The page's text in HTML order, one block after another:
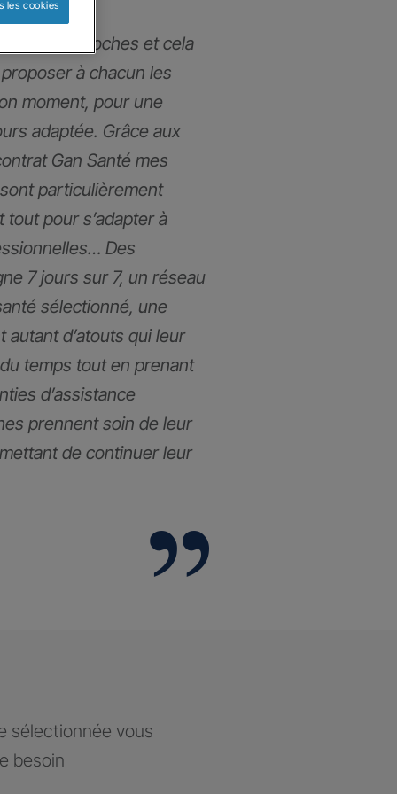
très proches et cela
à chacun les
moment, pour une
adaptée. Grâce aux
Gan Santé mes
particulièrement
tout pour s’adapter à
Des
7 jours sur 7, un réseau
sélectionné, une
autant d’atouts qui leur
temps tout en prenant
d’assistance
prennent soin de leur
de continuer leur
sélectionnée vous
besoin
les cookies